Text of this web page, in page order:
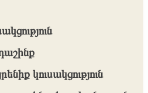
կուսակցություն